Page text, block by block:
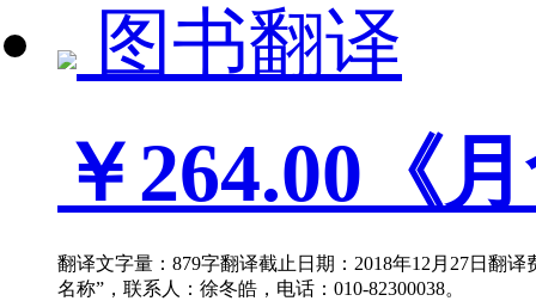
图书翻译
￥264.00 《
翻译文字量：879字翻译截止日期：2018年12月27日翻
名称”，联系人：徐冬皓，电话：010-82300038。